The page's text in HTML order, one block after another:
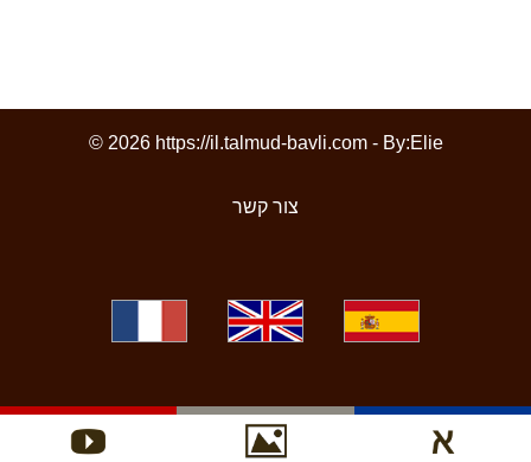
© 2026 https://il.talmud-bavli.com - By:Elie
צור קשר